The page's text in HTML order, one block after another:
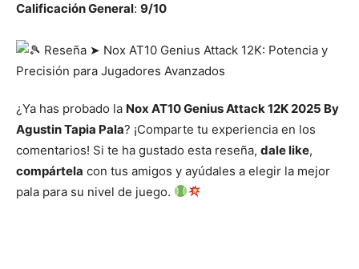
Calificación General: 9/10
¿Ya has probado la Nox AT10 Genius Attack 12K 2025 By
Agustin Tapia Pala? ¡Comparte tu experiencia en los
comentarios! Si te ha gustado esta reseña, dale like,
compártela con tus amigos y ayúdales a elegir la mejor
pala para su nivel de juego.